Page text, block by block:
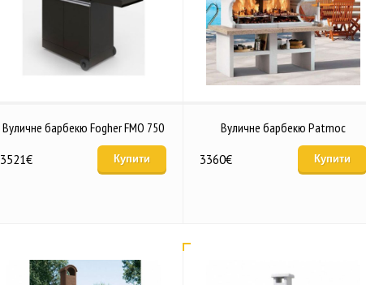
Вуличне барбекю Fogher FMO 750
3521€ Купити
Вуличне барбекю Patmoc
3360€ Купити